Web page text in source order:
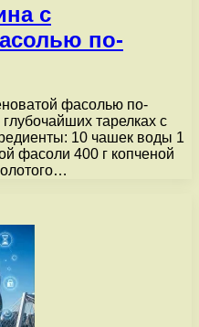
с
по-
фасолью по-
тарелках с
10 чашек воды 1
фасоли 400 г копченой